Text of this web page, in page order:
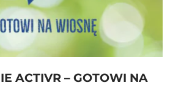
ACTIVR – GOTOWI NA